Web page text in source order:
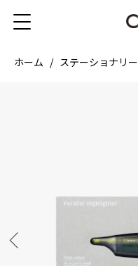
ホーム ステーショナリー